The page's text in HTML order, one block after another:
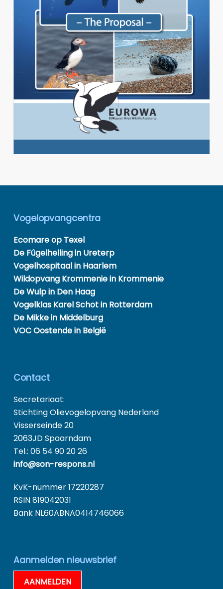
Vogelopvangcentra
Ecomare op Texel
De Fûgelhelling in Ureterp
Vogelhospitaal in Haarlem
Wildopvang Krommenie in Krommenie
De Wulp in Den Haag
Vogelklas Karel Schot in Rotterdam
De Mikke in Middelburg
VOC Oostende in België
Contact
Secretariaat:
Stichting Olievogelopvang Nederland
Visserseinde 20
2063JD Spaarndam
Tel.: 06 54 90 20 26
info@son-respons.nl
KvK-nummer 17220287
RSIN 819042031
Bank NL60ABNA0414746066
Aanmelden nieuwsbrief
AANMELDEN